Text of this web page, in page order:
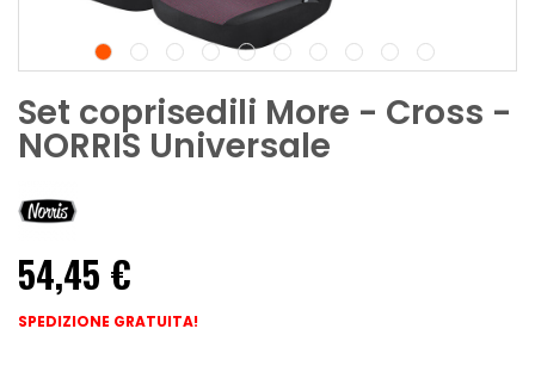
Set coprisedili More - Cross -
NORRIS Universale
54,45 €
SPEDIZIONE GRATUITA!